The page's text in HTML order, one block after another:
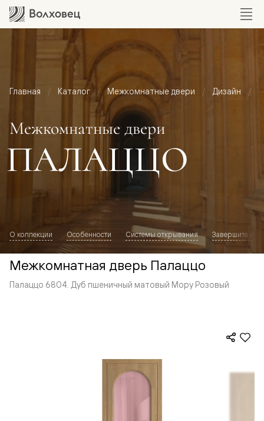
Главная Каталог Межкомнатные двери Дизайн
Межкомнатные двери
ПАЛАЦЦО
О коллекции Особенности Системы открывания Завершите
Межкомнатная дверь Палаццо
Палаццо 6804. Дуб пшеничный матовый Мору Розовый